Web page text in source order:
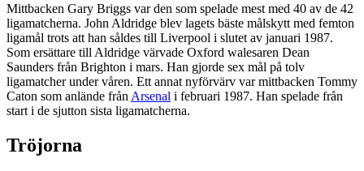
Mittbacken Gary Briggs var den som spelade mest med 40 av de 42
ligamatcherna. John Aldridge blev lagets bäste målskytt med femton
ligamål trots att han såldes till Liverpool i slutet av januari 1987.
Som ersättare till Aldridge värvade Oxford walesaren Dean
Saunders från Brighton i mars. Han gjorde sex mål på tolv
ligamatcher under våren. Ett annat nyförvärv var mittbacken Tommy
Caton som anlände från Arsenal i februari 1987. Han spelade från
start i de sjutton sista ligamatcherna.
Tröjorna